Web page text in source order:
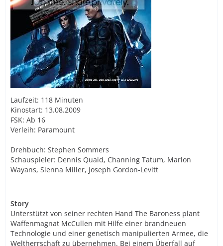
Laufzeit: 118 Minuten
Kinostart: 13.08.2009
FSK: Ab 16
Verleih: Paramount
Drehbuch: Stephen Sommers
Schauspieler: Dennis Quaid, Channing Tatum, Marlon
Wayans, Sienna Miller, Joseph Gordon-Levitt
Story
Unterstützt von seiner rechten Hand The Baroness plant
Waffenmagnat McCullen mit Hilfe einer brandneuen
Technologie und einer genetisch manipulierten Armee, die
Weltherrschaft zu übernehmen. Bei einem Überfall auf